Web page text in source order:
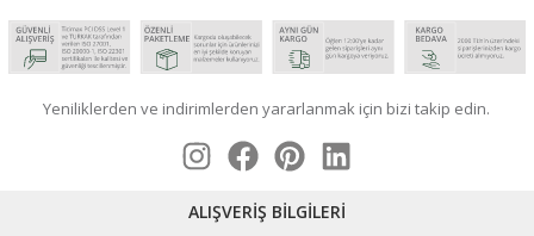
Yeniliklerden ve indirimlerden yararlanmak için bizi takip edin.
ALIŞVERİŞ BİLGİLERİ